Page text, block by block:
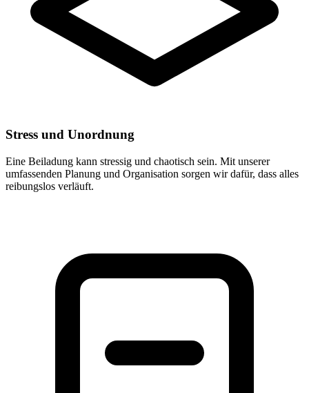
Stress und Unordnung
Eine Beiladung kann stressig und chaotisch sein. Mit unserer
umfassenden Planung und Organisation sorgen wir dafür, dass alles
reibungslos verläuft.